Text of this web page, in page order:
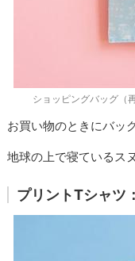
ショッピングバッグ（
お買い物のときにバッ
地球の上で寝ているス
プリントTシャツ